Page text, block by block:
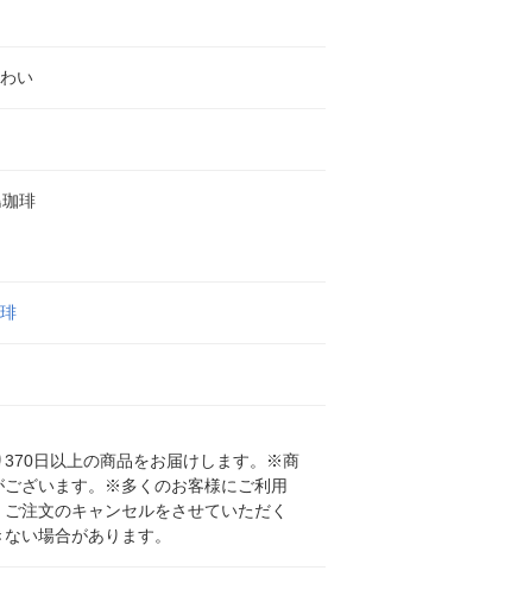
い
琲
日以上の商品をお届けします。※商
ざいます。※多くのお客様にご利用
注文のキャンセルをさせていただく
い場合があります。